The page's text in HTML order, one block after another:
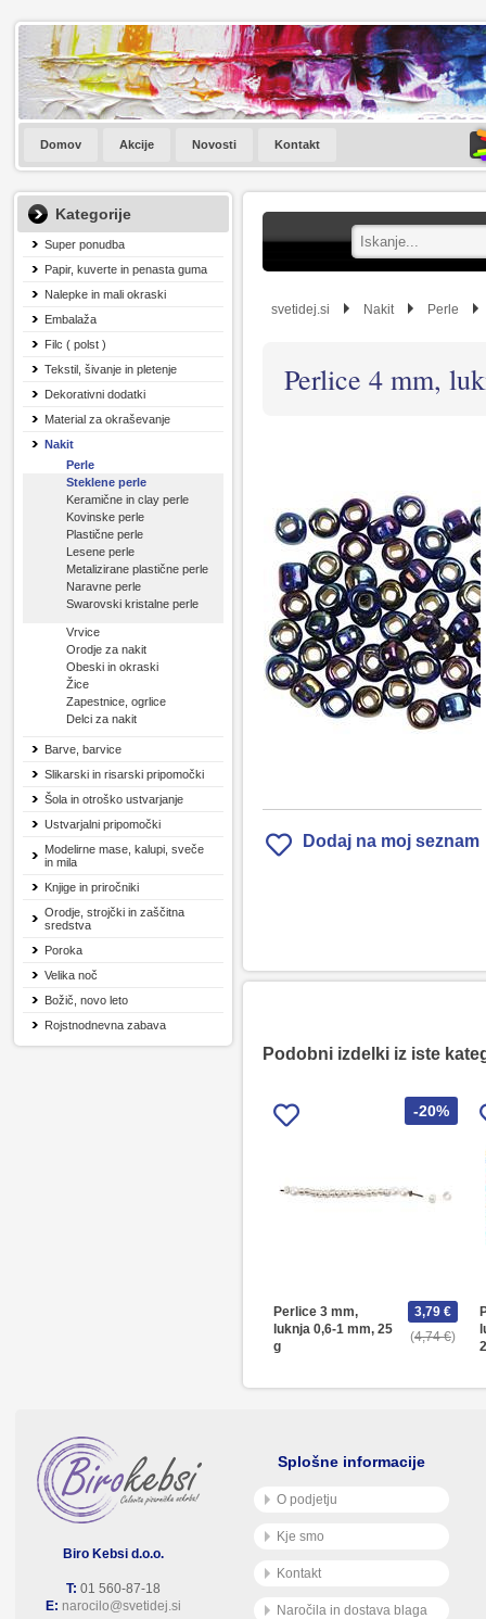
Domov Akcije Novosti Kontakt
Kategorije
Super ponudba
Papir, kuverte in penasta guma
Nalepke in mali okraski
Embalaža
Filc ( polst )
Tekstil, šivanje in pletenje
Dekorativni dodatki
Material za okraševanje
Nakit
Perle
Steklene perle
Keramične in clay perle
Kovinske perle
Plastične perle
Lesene perle
Metalizirane plastične perle
Naravne perle
Swarovski kristalne perle
Vrvice
Orodje za nakit
Obeski in okraski
Žice
Zapestnice, ogrlice
Delci za nakit
Barve, barvice
Slikarski in risarski pripomočki
Šola in otroško ustvarjanje
Ustvarjalni pripomočki
Modelirne mase, kalupi, sveče
in mila
Knjige in priročniki
Orodje, strojčki in zaščitna
sredstva
Poroka
Velika noč
Božič, novo leto
Rojstnodnevna zabava
svetidej.si Nakit Perle
Perlice 4 mm,
Dodaj na moj seznam
Podobni izdelki iz iste
-20%
Perlice 3 mm,
luknja 0,6-1 mm, 25
g
4,74 €
3,79 €
Biro Kebsi d.o.o.
T: 01 560-87-18
E: narocilo@svetidej.si
Splošne informacije
O podjetju
Kje smo
Kontakt
Naročila in dostava blaga